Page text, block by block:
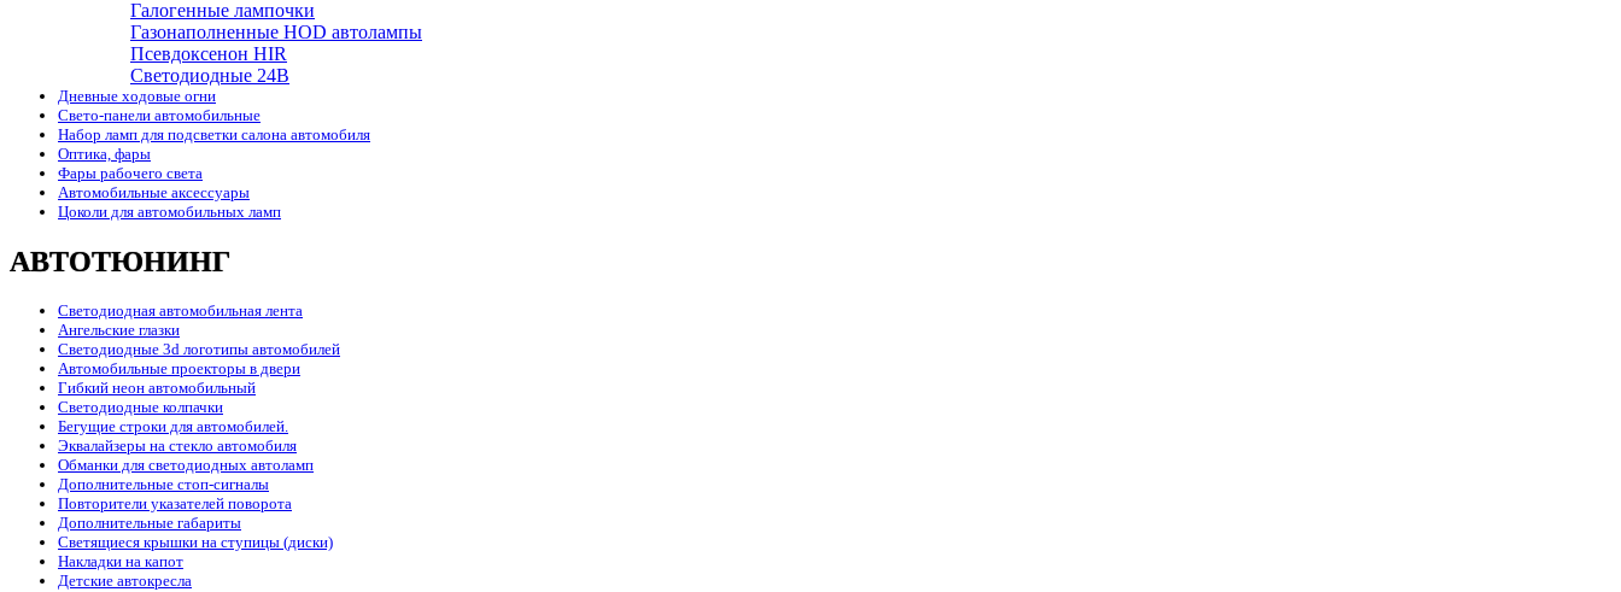
Галогенные лампочки
Газонаполненные HOD автолампы
Псевдоксенон HIR
Cветодиодные 24B
Дневные ходовые огни
Свето-панели автомобильные
Набор ламп для подсветки салона автомобиля
Оптика, фары
Фары рабочего света
Автомобильные аксессуары
Цоколи для автомобильных ламп
АВТОТЮНИНГ
Светодиодная автомобильная лента
Ангельские глазки
Светодиодные 3d логотипы автомобилей
Автомобильные проекторы в двери
Гибкий неон автомобильный
Светодиодные колпачки
Бегущие строки для автомобилей.
Эквалайзеры на стекло автомобиля
Обманки для светодиодных автоламп
Дополнительные стоп-сигналы
Повторители указателей поворота
Дополнительные габариты
Светящиеся крышки на ступицы (диски)
Накладки на капот
Детские автокресла